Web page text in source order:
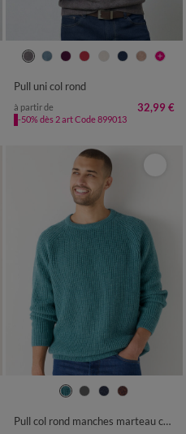
S M L XL XXL 3XL 4XL
Pull uni col rond
à partir de 32,99 €
-50% dès 2 art Code 899013
L XL XXL 3XL
Pull col rond manches marteau côtes anglaises 30% laine